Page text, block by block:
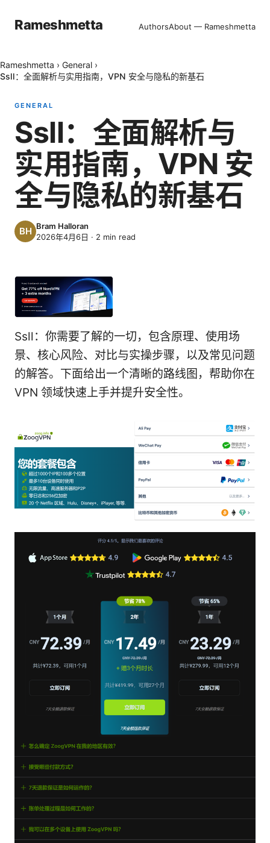
Rameshmetta AuthorsAbout — Rameshmetta
Rameshmetta › General ›
Ssll：全面解析与实用指南，VPN 安全与隐私的新基石
GENERAL
Ssll：全面解析与
实用指南，VPN 安
全与隐私的新基石
Bram Halloran
2026年4月6日 · 2 min read
Ssll：你需要了解的一切，包含原理、使用场
景、核心风险、对比与实操步骤，以及常见问题
的解答。下面给出一个清晰的路线图，帮助你在
VPN 领域快速上手并提升安全性。